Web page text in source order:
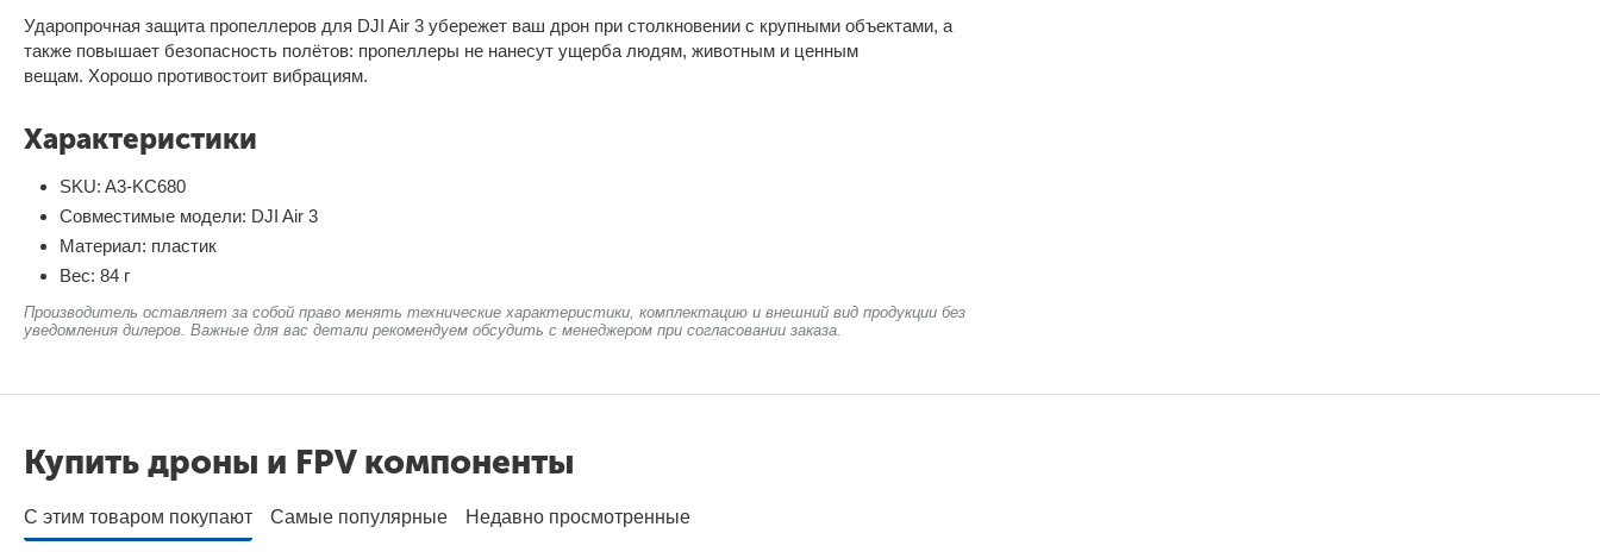
Ударопрочная защита пропеллеров для DJI Air 3 убережет ваш дрон при столкновении с крупными объектами, а
также повышает безопасность полётов: пропеллеры не нанесут ущерба людям, животным и ценным
вещам. Хорошо противостоит вибрациям.
Характеристики
SKU: A3-KC680
Совместимые модели: DJI Air 3
Материал: пластик
Вес: 84 г
Производитель оставляет за собой право менять технические характеристики, комплектацию и внешний вид продукции без
уведомления дилеров. Важные для вас детали рекомендуем обсудить с менеджером при согласовании заказа.
Купить дроны и FPV компоненты
С этим товаром покупают Самые популярные Недавно просмотренные